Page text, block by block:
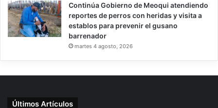
Continúa Gobierno de Meoqui atendiendo
reportes de perros con heridas y visita a
establos para prevenir el gusano
barrenador
martes 4 agosto, 2026
Últimos Artículos